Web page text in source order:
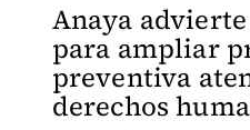
Anaya
para ampliar
preventiva
derechos